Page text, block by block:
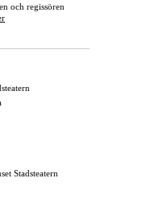
och regissören
Stadsteatern